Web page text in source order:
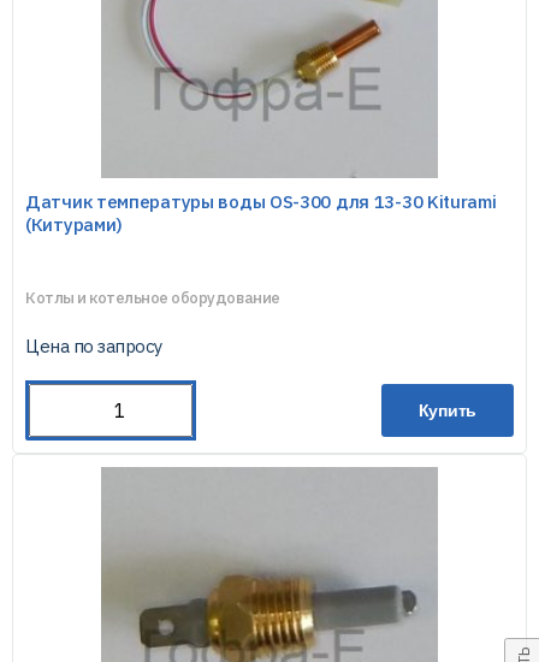
Датчик температуры воды OS-300 для 13-30 Kiturami
(Китурами)
Котлы и котельное оборудование
Цена по запросу
Купить